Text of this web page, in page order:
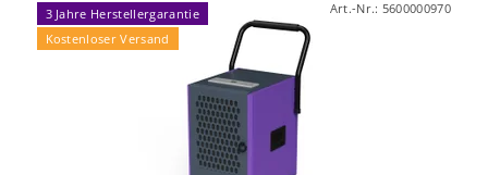
3 Jahre Herstellergarantie
Kostenloser Versand
Art.-Nr.: 5600000970